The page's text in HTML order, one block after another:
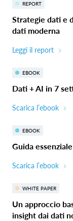
REPORT
Strategie dati e
dati moderna
Leggi il report
EBOOK
Dati + AI in 7
Scarica l’ebook
EBOOK
Guida
Scarica l’ebook
WHITE PAPER
Un approccio
insight dai dati